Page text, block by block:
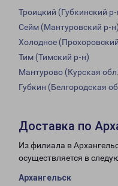
Троицкий (Губкинский
Сейм (Мантуровский р-н)
Холодное
Тим (Тимский р-н)
Мантурово (Курская
Губкин (Белгородская
Доставка по
Из филиала в
осуществляется в
Архангельск